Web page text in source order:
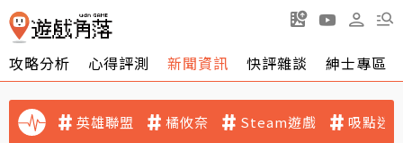
攻略分析 心得評測 新聞資訊 快評雜談 紳士專區
英雄聯盟 橘攸奈 Steam遊戲 吸點迷